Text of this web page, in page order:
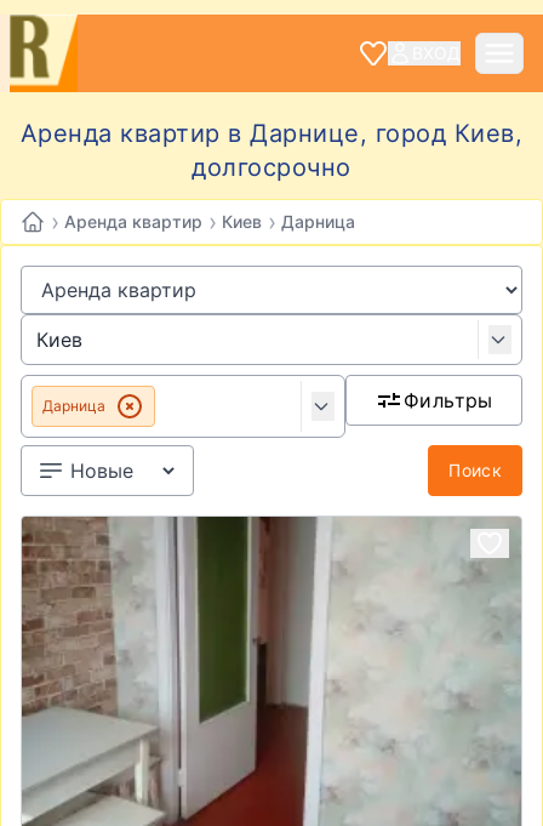
Аренда квартир в Дарнице, город Киев,
долгосрочно
› Аренда квартир › Киев › Дарница
Дарница Фильтры
Поиск